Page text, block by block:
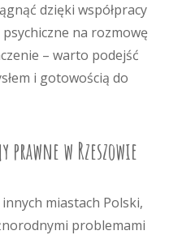
dzięki współpracy
na rozmowę
– warto podejść
i gotowością do
prawne w Rzeszowie
miastach Polski,
problemami